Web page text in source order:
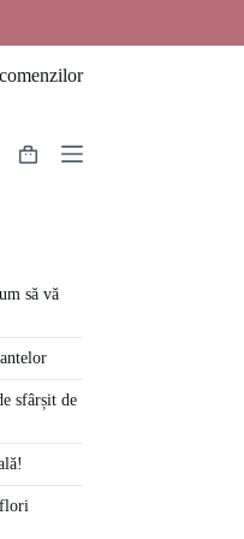
Coș
să vă
sfârșit de
flori